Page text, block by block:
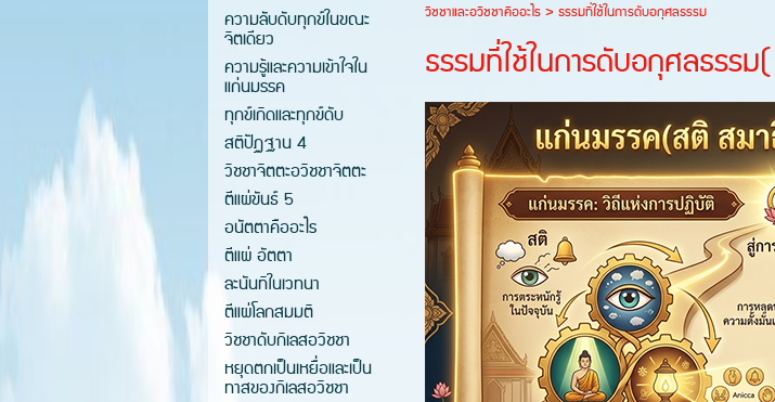
ความลับดับทุกข์ในขณะ
จิตเดียว
ความรู้และความเข้าใจใน
แก่นมรรค
ทุกข์เกิดและทุกข์ดับ
สติปัฏฐาน 4
วิชชาจิตตะอวิชชาจิตตะ
ตีแผ่ขันธ์ 5
อนัตตาคืออะไร
ตีแผ่ อัตตา
ละนันทิในเวทนา
ตีแผ่โลกสมมติ
วิชชาดับกิเลสอวิชชา
หยุดตกเป็นเหยื่อและเป็น
ทาสของกิเลสอวิชชา
วิชชาและอวิชชาคืออะไร>ธรรมที่ใช้ในการดับอกุศลธรรม
ธรรมที่ใช้ในการดับอกุศลธรร